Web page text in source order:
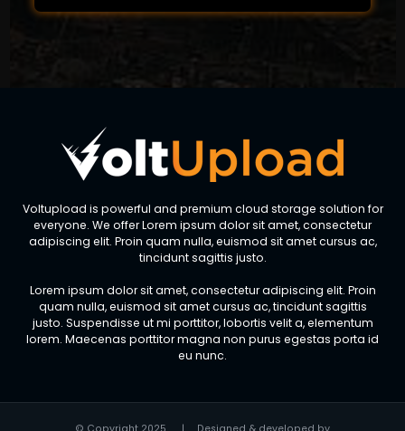
Voltupload is powerful and premium cloud storage solution for
everyone. We offer Lorem ipsum dolor sit amet, consectetur
adipiscing elit. Proin quam nulla, euismod sit amet cursus ac,
tincidunt sagittis justo.
Lorem ipsum dolor sit amet, consectetur adipiscing elit. Proin
quam nulla, euismod sit amet cursus ac, tincidunt sagittis
justo. Suspendisse ut mi porttitor, lobortis velit a, elementum
lorem. Maecenas porttitor magna non purus egestas porta id
eu nunc.